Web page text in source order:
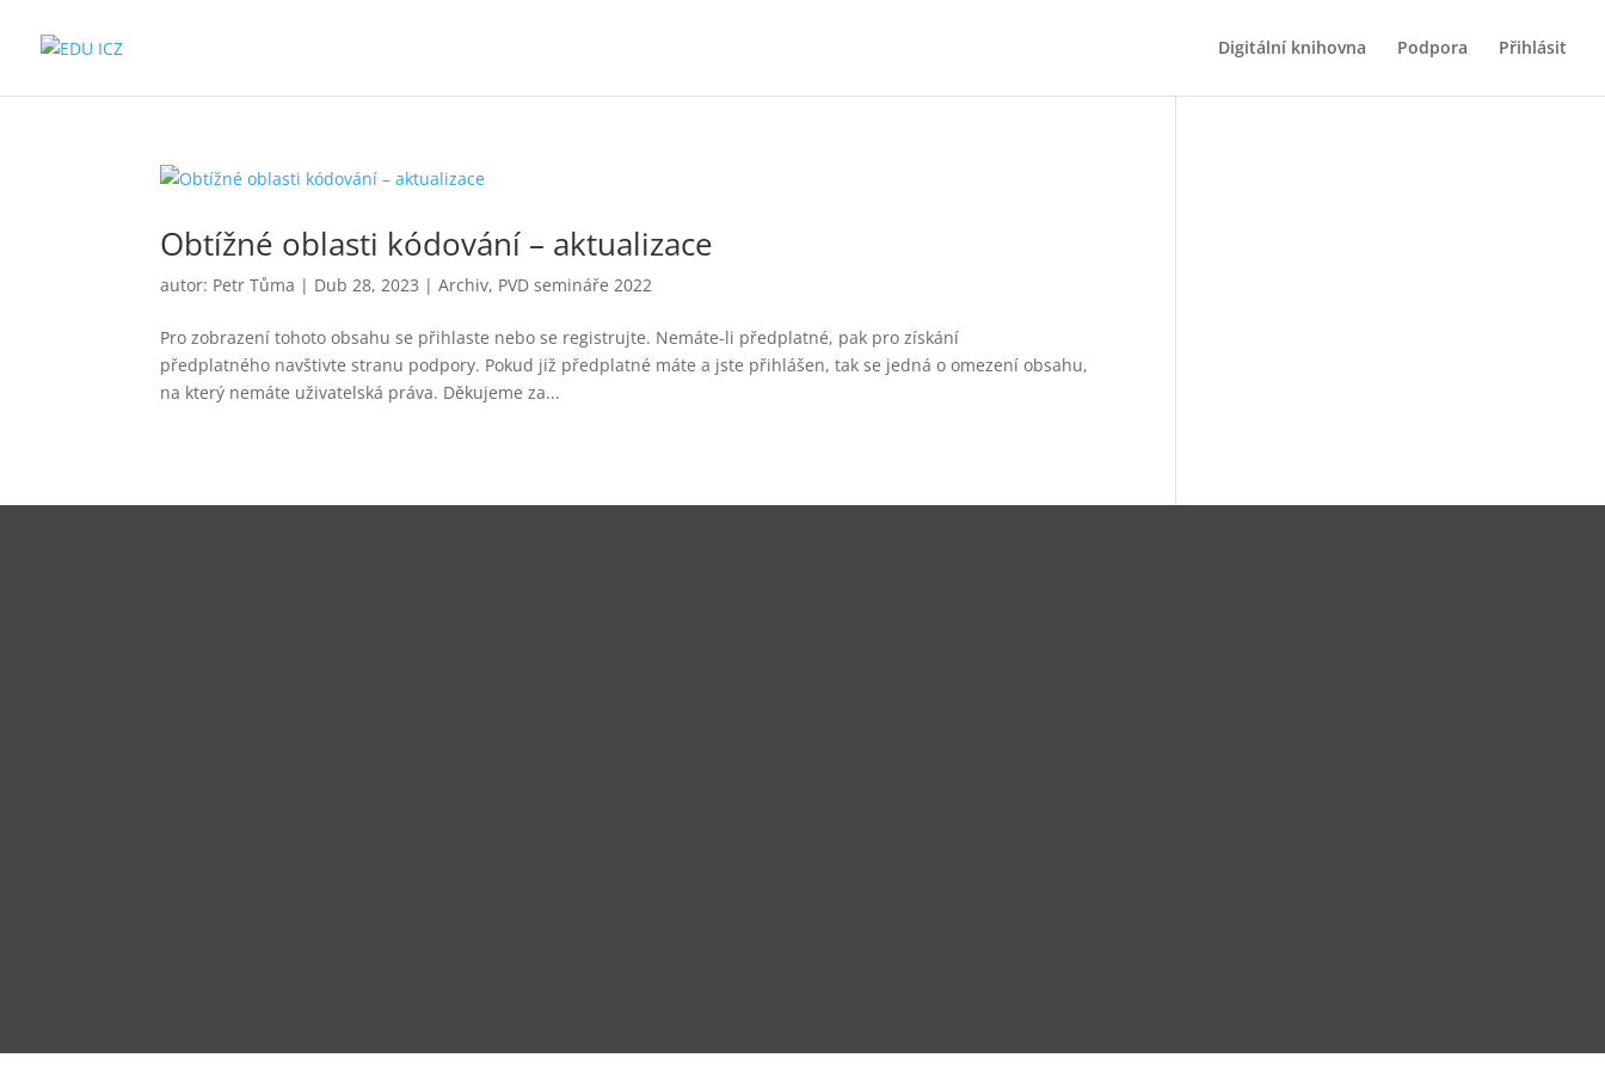
Digitální knihovna Podpora Přihlásit
Obtížné oblasti kódování – aktualizace
autor: Petr Tůma | Dub 28, 2023 |Archiv, PVD semináře 2022
Pro zobrazení tohoto obsahu se přihlaste nebo se registrujte. Nemáte-li předplatné, pak pro získání
předplatného navštivte stranu podpory. Pokud již předplatné máte a jste přihlášen, tak se jedná o omezení obsahu,
na který nemáte uživatelská práva. Děkujeme za...